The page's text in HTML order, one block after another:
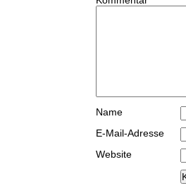
Name
E-Mail-Adresse
Website